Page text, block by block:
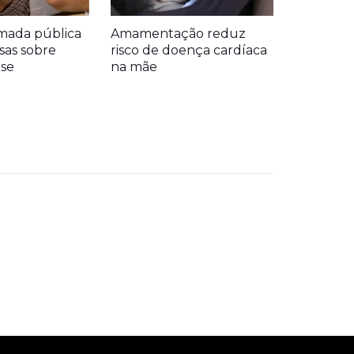
pública
sobre
Amamentação reduz
risco de doença cardíaca
na mãe